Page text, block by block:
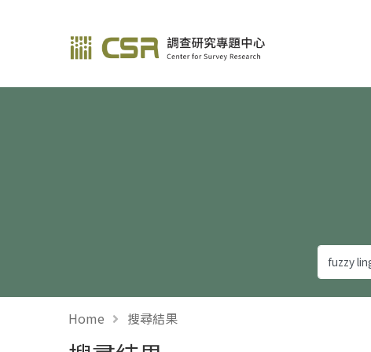
調查研究—方法與應用期刊
Home 搜尋結果